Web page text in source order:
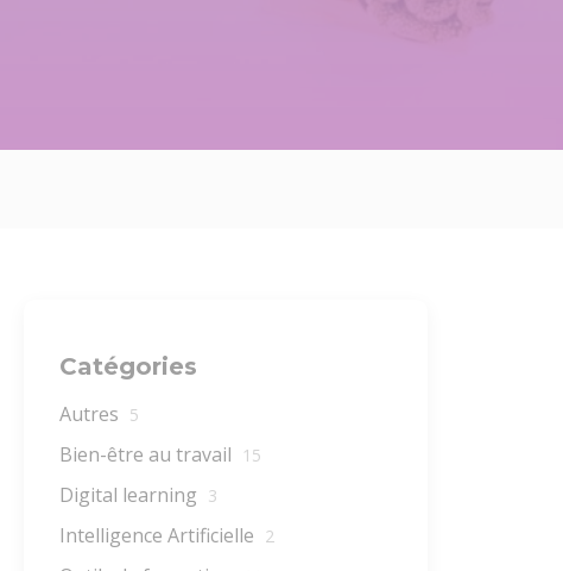
Catégories
Autres 5
Bien-être au travail 15
Digital learning 3
Intelligence Artificielle 2